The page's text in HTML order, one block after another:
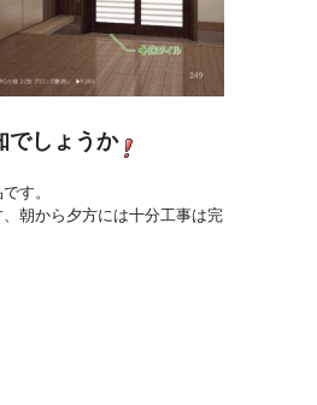
でしょうか
す。
朝から夕方には十分工事は完